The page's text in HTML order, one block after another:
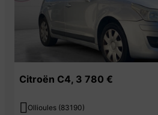
Citroën C4, 3 780 €
 Ollioules (83190)